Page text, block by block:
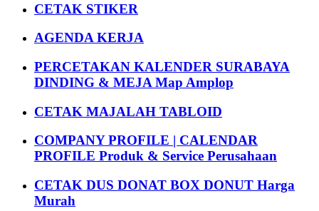
CETAK STIKER
AGENDA KERJA
PERCETAKAN KALENDER SURABAYA
DINDING & MEJA Map Amplop
CETAK MAJALAH TABLOID
COMPANY PROFILE | CALENDAR
PROFILE Produk & Service Perusahaan
CETAK DUS DONAT BOX DONUT Harga
Murah